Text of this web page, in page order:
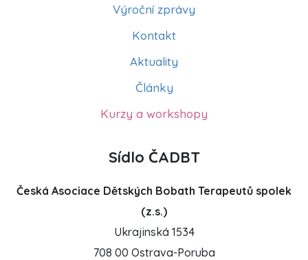
Výroční zprávy
Kontakt
Aktuality
Články
Kurzy a workshopy
Sídlo ČADBT
Česká Asociace Dětských Bobath Terapeutů spolek
(z.s.)
Ukrajinská 1534
708 00 Ostrava-Poruba